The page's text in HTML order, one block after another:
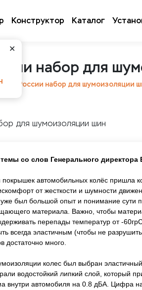
Конструктор Каталог
✕
набор для
в России набор для шумоизоляции
со слов Генерального
автомобильных колёс пришла
от жесткости и шумности
был большой опыт и понимание сути
материала. Важно, чтобы
перепады температур от -
всегда эластичным (чтобы не
достаточно много.
колес был выбран
водостойкий липкий слой,
внутри автомобиля на 0.8 дБА. Цифра